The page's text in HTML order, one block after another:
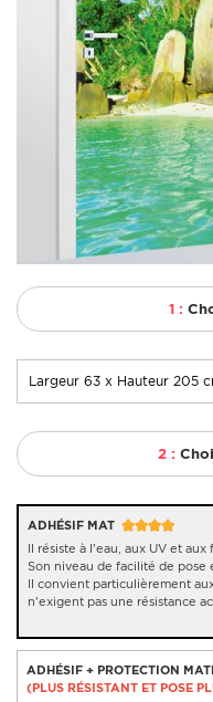
1 :
2 :
ADHÉSIF MAT
Il résiste à l'eau, aux UV et aux
Son niveau de facilité de pose
Il convient particulièrement
n'exigent pas une résistance
ADHÉSIF + PROTECTION
(PLUS RÉSISTANT ET POSE